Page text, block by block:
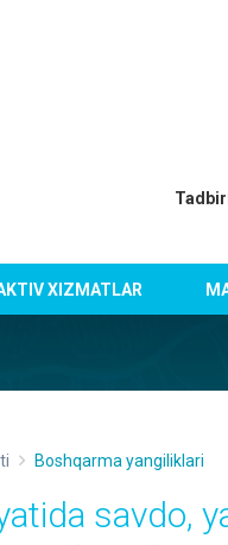
XIZMATLAR
Boshqarma yangiliklari
savdo,